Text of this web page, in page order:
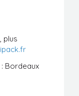
plus
Bordeaux